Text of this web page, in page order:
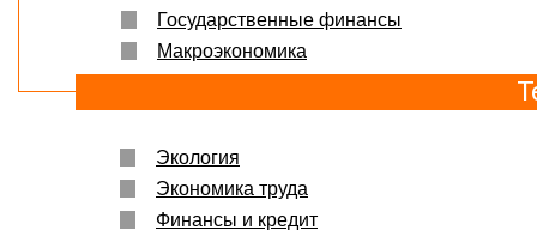
Государственные финансы
Макроэкономика
Экология
Экономика труда
Финансы и кредит